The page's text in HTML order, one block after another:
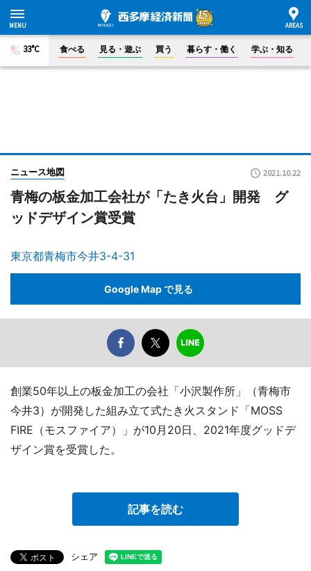
33°C 食べる 見る・遊ぶ 買う 暮らす・働く 学ぶ・知る
ニュース地図 2021.10.22
青梅の板金加工会社が「たき火台」開発 グ
ッドデザイン賞受賞
東京都青梅市今井3-4-31
Google Map で見る
創業50年以上の板金加工の会社「小沢製作所」（青梅市
今井3）が開発した組み立て式たき火スタンド「MOSS
FIRE（モスファイア）」が10月20日、2021年度グッドデ
ザイン賞を受賞した。
記事を読む
シェア